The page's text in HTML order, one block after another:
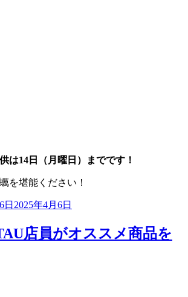
は14日（月曜日）までです！
を堪能ください！
日 2025年4月6日
店員がオススメ商品を